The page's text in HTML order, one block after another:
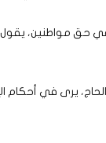
يرى في